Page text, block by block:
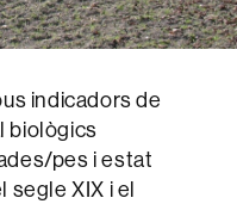
indicadors de
biològics
pes i estat
segle XIX i el